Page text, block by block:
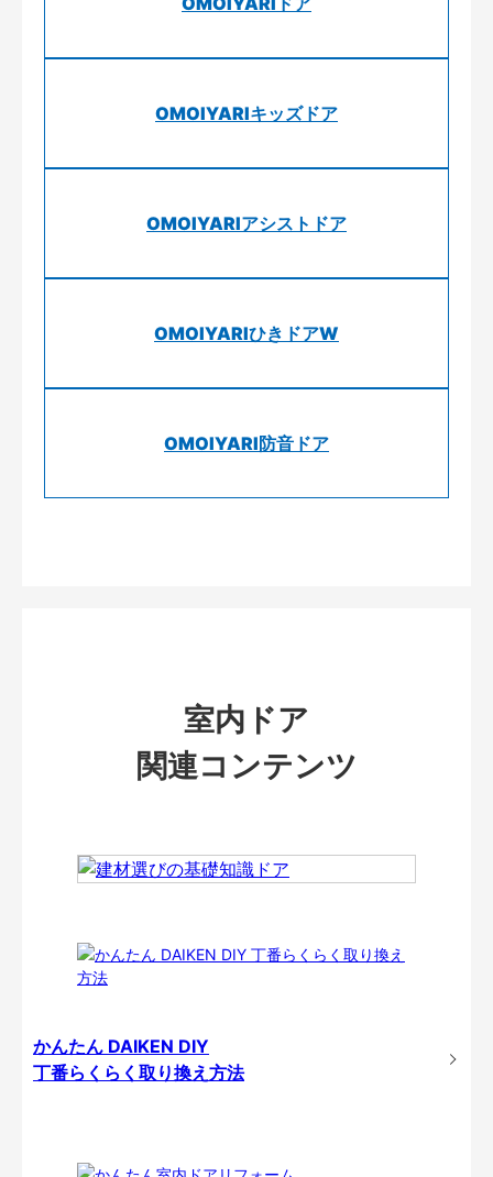
OMOIYARIキッズドア
OMOIYARIアシストドア
OMOIYARIひきドアW
OMOIYARI防音ドア
室内ドア
関連コンテンツ
かんたん DAIKEN DIY
丁番らくらく取り換え方法